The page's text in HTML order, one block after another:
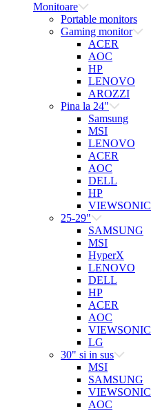
Monitoare
Portable monitors
Gaming monitor
ACER
AOC
HP
LENOVO
AROZZI
Pina la 24"
Samsung
MSI
LENOVO
ACER
AOC
DELL
HP
VIEWSONIC
25-29"
SAMSUNG
MSI
HyperX
LENOVO
DELL
HP
ACER
AOC
VIEWSONIC
LG
30" si in sus
MSI
SAMSUNG
VIEWSONIC
AOC